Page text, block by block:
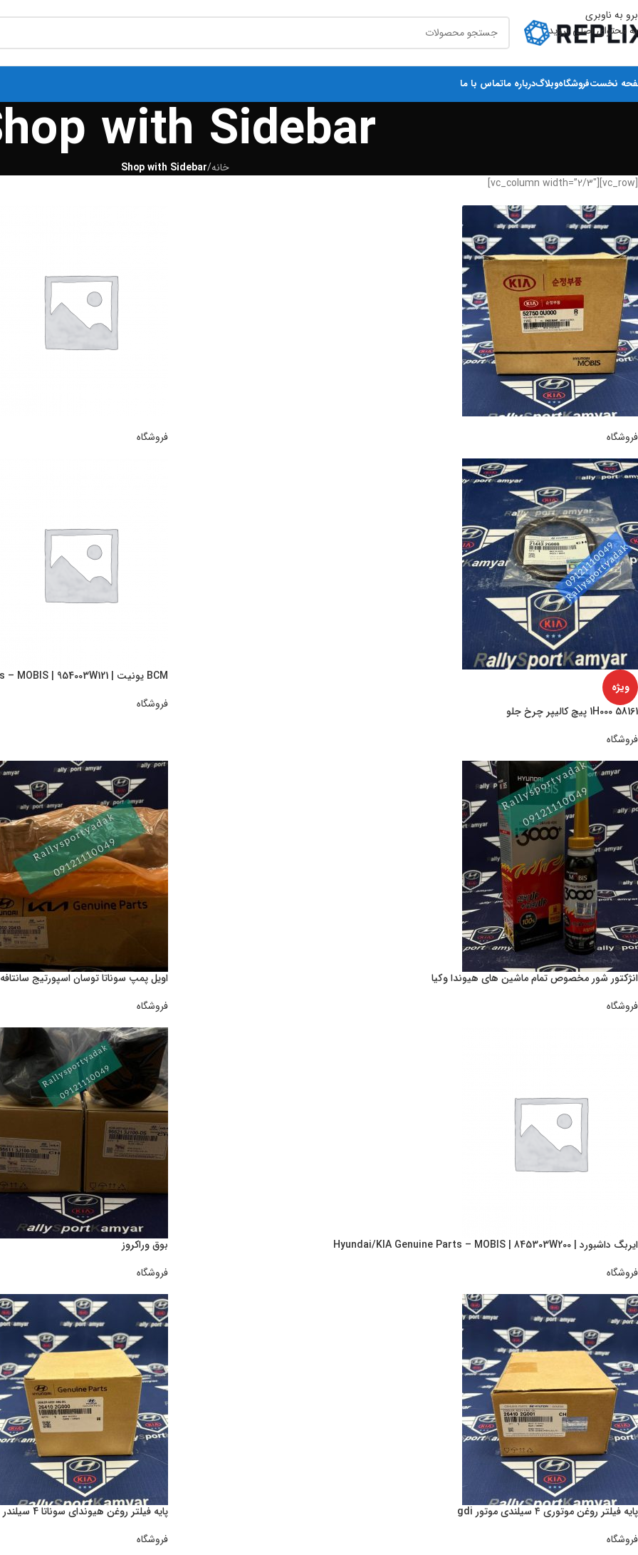
برو به ناوبری
به محتوای اصلی بروید
نخستفروشگاهوبلاگدرباره ماتماس با ما
with Sidebar
خانه/
Shop with Sidebar
[vc_row][vc_column width=”2/3″]
فروشگاه فروشگاه
ویژه
1H000 58161 پیچ کالیپر چرخ جلو
فروشگاه
BCM یونیت | Hyundai/KIA Genuine Parts – MOBIS | 954003W121
فروشگاه
انژكتور شور مخصوص تمام ماشين هاي هيوندا وكيا
فروشگاه
اويل پمپ سوناتا توسان اسپورتيج سانتافه ٤
فروشگاه
ایربگ داشبورد | Hyundai/KIA Genuine Parts – MOBIS | 845303W200
فروشگاه
بوق وراکروز
فروشگاه
پایه فیلتر روغن موتوری ۴ سیلندی موتور gdi
فروشگاه
پایه فیلتر روغن هیوندای سوناتا 4 سیلندر 26410/2G000
فروشگاه